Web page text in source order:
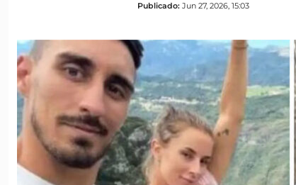
Publicado: Jun 27, 2026, 15:03